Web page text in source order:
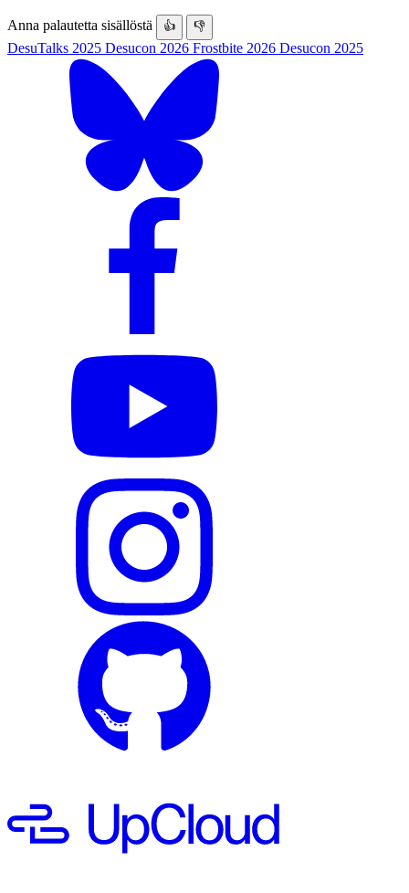
Anna palautetta sisällöstä 👍 👎
DesuTalks 2025 Desucon 2026 Frostbite 2026 Desucon 2025